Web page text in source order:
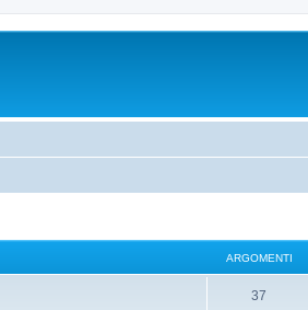
ARGOMENTI
37